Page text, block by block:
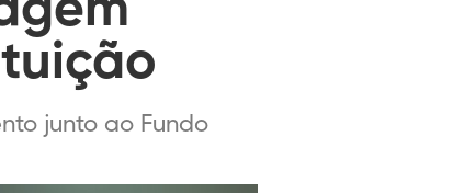
junto ao Fundo